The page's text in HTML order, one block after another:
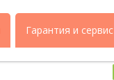
Гарантия и сервис